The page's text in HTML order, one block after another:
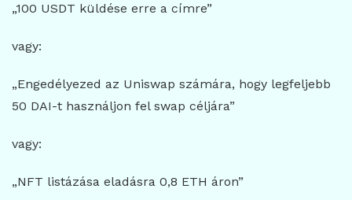
„100 USDT küldése erre a címre”
vagy:
„Engedélyezed az Uniswap számára, hogy legfeljebb
50 DAI-t használjon fel swap céljára”
vagy:
„NFT listázása eladásra 0,8 ETH áron”